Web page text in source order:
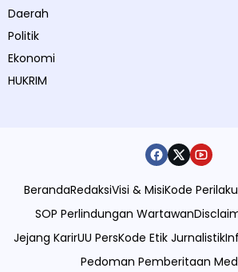
Daerah
Politik
Ekonomi
HUKRIM
BerandaRedaksiVisi & MisiKode
SOP Perlindungan Wartawan
Jejang KarirUU PersKode Etik Jurnalistik
Pedoman Pemberitaan